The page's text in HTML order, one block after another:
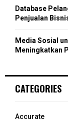
Database
Penjualan
Media Sosial
Meningkatkan
CATEGORIES
Accurate